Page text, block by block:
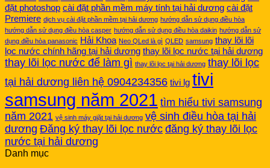
đặt photoshop cài đặt phần mềm máy tính tại hải dương cài đặt
Premiere dịch vụ cài đặt phần mềm tại hải dương hướng dẫn sử dụng điều hòa
hướng dẫn sử dụng điều hòa casper hướng dẫn sử dụng điều hòa daikin hướng dẫn sử
dụng điều hòa panasonic Hải Khoa Neo QLed là gì QLED samsung thay lõi lõi
lọc nước chính hãng tại hải dương thay lõi lọc nước tại hải dương
thay lõi lọc nước để làm gì thay lõi lọc tại hải dương thay lõi lọc
tại hải dương liên hệ 0904234356 tivi lg tivi
samsung năm 2021 tìm hiểu tivi samsung
năm 2021 vệ sinh máy giặt tại hải dương vệ sinh điều hòa tại hải
dương Đăng ký thay lõi lọc nước đăng ký thay lõi lọc
nước tại hải dương
Danh mục